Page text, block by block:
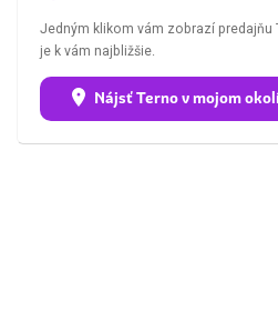
Jedným klikom vám zobrazí predajňu
je k vám najbližšie.
Nájsť Terno v mojom